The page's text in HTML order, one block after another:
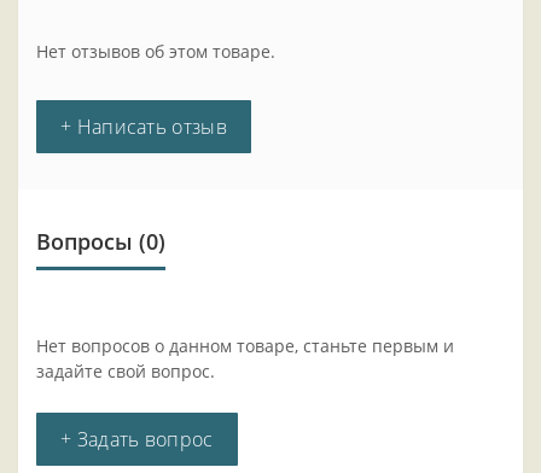
Нет отзывов об этом товаре.
+ Написать отзыв
Вопросы (0)
Нет вопросов о данном товаре, станьте первым и
задайте свой вопрос.
+ Задать вопрос